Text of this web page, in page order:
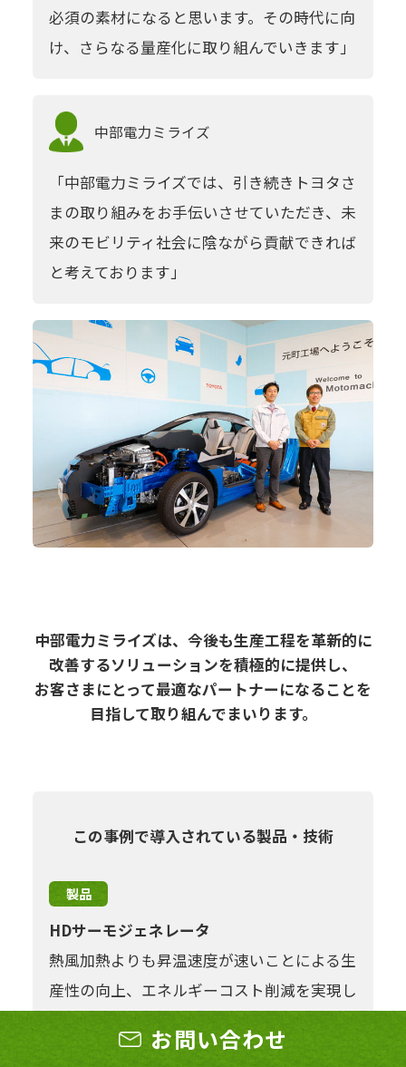
お問い合わせ
必須の素材になると思います。その時代に向
け、さらなる量産化に取り組んでいきます」
中部電力ミライズ
「中部電力ミライズでは、引き続きトヨタさ
まの取り組みをお手伝いさせていただき、未
来のモビリティ社会に陰ながら貢献できれば
と考えております」
中部電力ミライズは、今後も生産工程を革新的に
改善するソリューションを積極的に提供し、
お客さまにとって最適なパートナーになることを
目指して取り組んでまいります。
この事例で導入されている製品・技術
製品
HDサーモジェネレータ
熱風加熱よりも昇温速度が速いことによる生
産性の向上、エネルギーコスト削減を実現し
で70％以上の排出量削減という改善実績も